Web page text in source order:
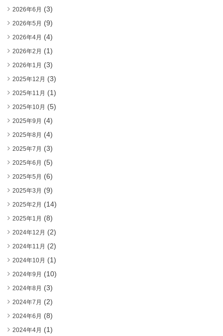
2026年6月 (3)
2026年5月 (9)
2026年4月 (4)
2026年2月 (1)
2026年1月 (3)
2025年12月 (3)
2025年11月 (1)
2025年10月 (5)
2025年9月 (4)
2025年8月 (4)
2025年7月 (3)
2025年6月 (5)
2025年5月 (6)
2025年3月 (9)
2025年2月 (14)
2025年1月 (8)
2024年12月 (2)
2024年11月 (2)
2024年10月 (1)
2024年9月 (10)
2024年8月 (3)
2024年7月 (2)
2024年6月 (8)
2024年4月 (1)